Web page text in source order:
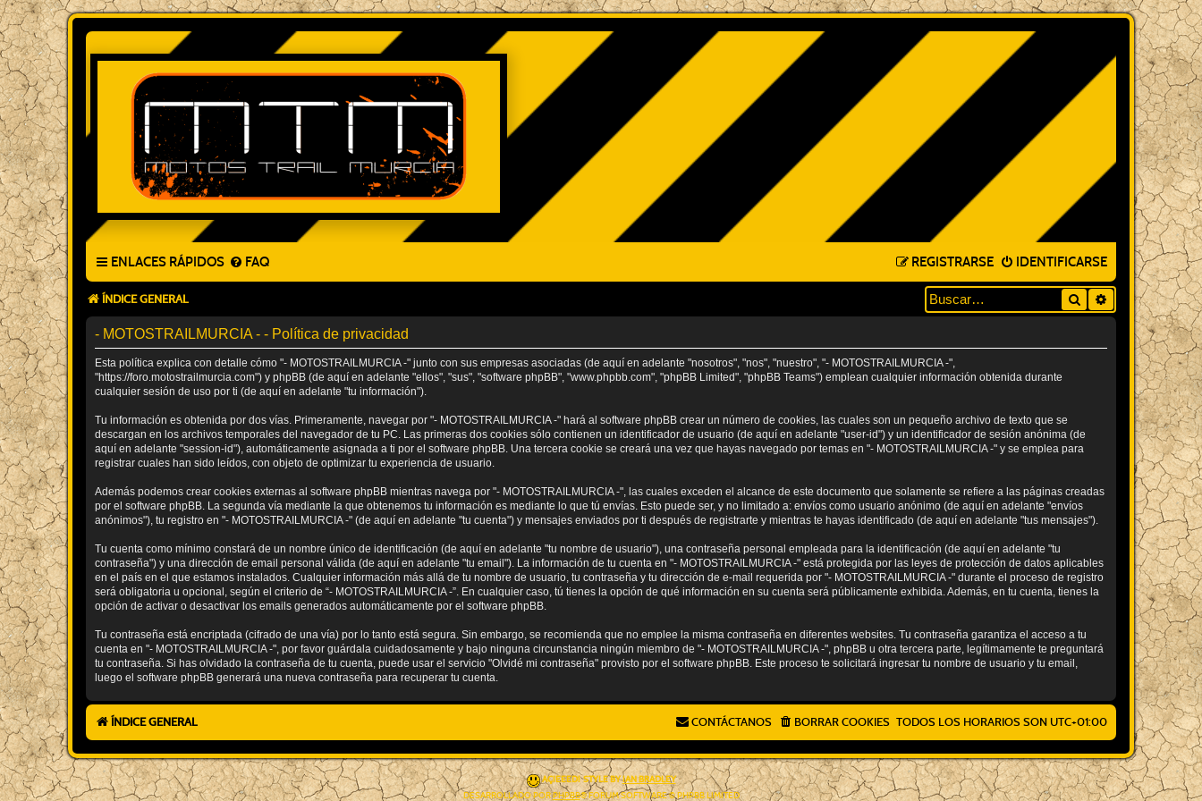
ENLACES RÁPIDOS FAQ IDENTIFICARSE
REGISTRARSE
ÍNDICE GENERAL Buscar BÚSQUEDA
- MOTOSTRAILMURCIA - - Política de privacidad
Esta política explica con detalle cómo "- MOTOSTRAILMURCIA -" junto con sus empresas asociadas (de aquí en adelante "nosotros", "nos", "nuestro", "- MOTOSTRAILMURCIA -",
"https://foro.motostrailmurcia.com") y phpBB (de aquí en adelante "ellos", "sus", "software phpBB", "www.phpbb.com", "phpBB Limited", "phpBB Teams") emplean cualquier información obtenida durante
cualquier sesión de uso por ti (de aquí en adelante "tu información").
Tu información es obtenida por dos vías. Primeramente, navegar por "- MOTOSTRAILMURCIA -" hará al software phpBB crear un número de cookies, las cuales son un pequeño archivo de texto que se
descargan en los archivos temporales del navegador de tu PC. Las primeras dos cookies sólo contienen un identificador de usuario (de aquí en adelante "user-id") y un identificador de sesión anónima (de
aquí en adelante "session-id"), automáticamente asignada a ti por el software phpBB. Una tercera cookie se creará una vez que hayas navegado por temas en "- MOTOSTRAILMURCIA -" y se emplea para
registrar cuales han sido leídos, con objeto de optimizar tu experiencia de usuario.
Además podemos crear cookies externas al software phpBB mientras navega por "- MOTOSTRAILMURCIA -", las cuales exceden el alcance de este documento que solamente se refiere a las páginas creadas
por el software phpBB. La segunda vía mediante la que obtenemos tu información es mediante lo que tú envías. Esto puede ser, y no limitado a: envíos como usuario anónimo (de aquí en adelante "envíos
anónimos"), tu registro en "- MOTOSTRAILMURCIA -" (de aquí en adelante "tu cuenta") y mensajes enviados por ti después de registrarte y mientras te hayas identificado (de aquí en adelante "tus mensajes").
Tu cuenta como mínimo constará de un nombre único de identificación (de aquí en adelante "tu nombre de usuario"), una contraseña personal empleada para la identificación (de aquí en adelante "tu
contraseña") y una dirección de email personal válida (de aquí en adelante "tu email"). La información de tu cuenta en "- MOTOSTRAILMURCIA -" está protegida por las leyes de protección de datos aplicables
en el país en el que estamos instalados. Cualquier información más allá de tu nombre de usuario, tu contraseña y tu dirección de e-mail requerida por "- MOTOSTRAILMURCIA -" durante el proceso de registro
será obligatoria u opcional, según el criterio de “- MOTOSTRAILMURCIA -”. En cualquier caso, tú tienes la opción de qué información en su cuenta será públicamente exhibida. Además, en tu cuenta, tienes la
opción de activar o desactivar los emails generados automáticamente por el software phpBB.
Tu contraseña está encriptada (cifrado de una vía) por lo tanto está segura. Sin embargo, se recomienda que no emplee la misma contraseña en diferentes websites. Tu contraseña garantiza el acceso a tu
cuenta en "- MOTOSTRAILMURCIA -", por favor guárdala cuidadosamente y bajo ninguna circunstancia ningún miembro de "- MOTOSTRAILMURCIA -", phpBB u otra tercera parte, legítimamente te preguntará
tu contraseña. Si has olvidado la contraseña de tu cuenta, puede usar el servicio "Olvidé mi contraseña" provisto por el software phpBB. Este proceso te solicitará ingresar tu nombre de usuario y tu email,
luego el software phpBB generará una nueva contraseña para recuperar tu cuenta.
ÍNDICE GENERAL TODOS LOS HORARIOS SON UTC+01:00
BORRAR COOKIES
CONTÁCTANOS
AÇIEEED! STYLE BYIAN BRADLEY
DESARROLLADO PORPHPBB® FORUM SOFTWARE © PHPBB LIMITED